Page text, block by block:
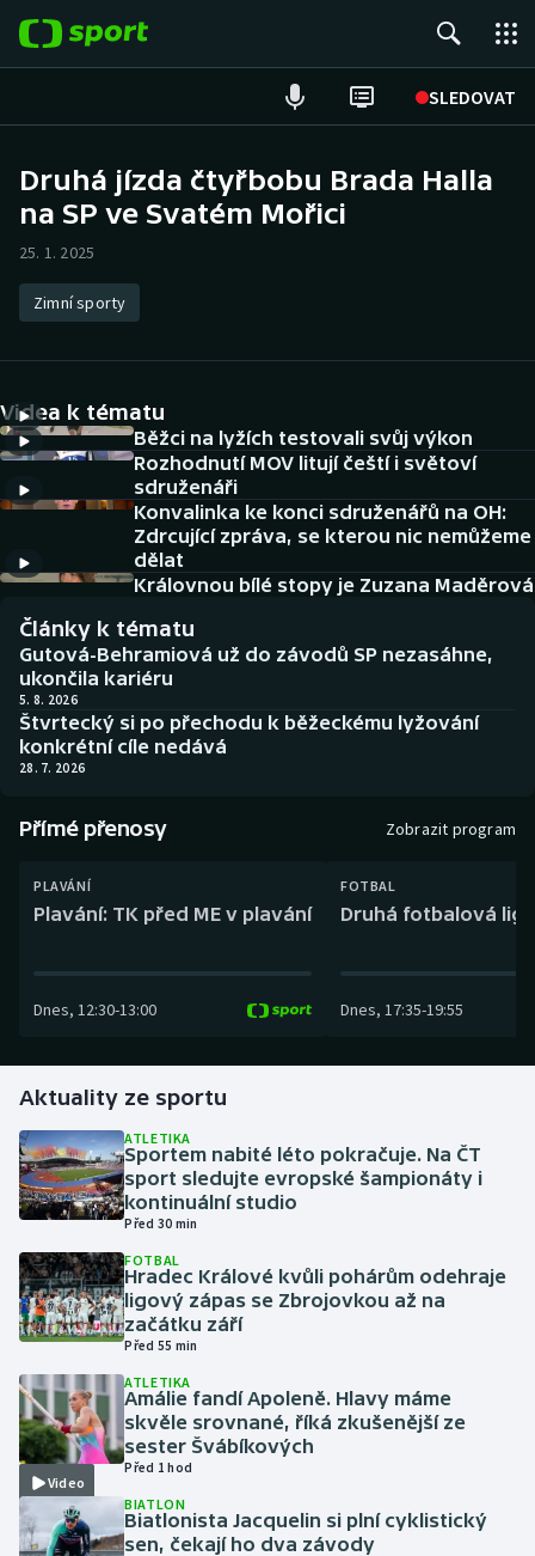
SLEDOVAT
Hokej
Atletika
DALŠÍ SPORTY
Americký fotbal
Baseball a softbal
Biatlon
Boby a skeleton
Curling
Dostihy
Futsal
Golf
Gymnastika
Házená
Judo
Krasobruslení
Lezení
Lyže a snowboard
Moderní pětiboj
NEPŘEHLÉDNĚTE
Aplikace ČT sport
AZ kvíz
Druhá jízda čtyřbobu Brada Halla
na SP ve Svatém Mořici
25. 1. 2025
Zimní sporty
Videa k tématu
Běžci na lyžích testovali svůj výkon
Rozhodnutí MOV litují čeští i světoví
sdruženáři
Konvalinka ke konci sdruženářů na OH:
Zdrcující zpráva, se kterou nic nemůžeme
dělat
Královnou bílé stopy je Zuzana Maděrová
Články k tématu
Gutová-Behramiová už do závodů SP nezasáhne,
ukončila kariéru
5. 8. 2026
Štvrtecký si po přechodu k běžeckému lyžování
konkrétní cíle nedává
28. 7. 2026
Přímé přenosy Zobrazit program
PLAVÁNÍ
Plavání: TK před ME v plavání
Dnes, 12:30-13:00
FOTBAL
Druhá fotbalová
Dnes, 17:35-19:55
Aktuality ze sportu
ATLETIKA
Sportem nabité léto pokračuje. Na ČT
sport sledujte evropské šampionáty i
kontinuální studio
Před 30 min
FOTBAL
Hradec Králové kvůli pohárům odehraje
ligový zápas se Zbrojovkou až na
začátku září
Před 55 min
Video
ATLETIKA
Amálie fandí Apoleně. Hlavy máme
skvěle srovnané, říká zkušenější ze
sester Švábíkových
Před 1 hod
BIATLON
Biatlonista Jacquelin si plní cyklistický
sen, čekají ho dva závody